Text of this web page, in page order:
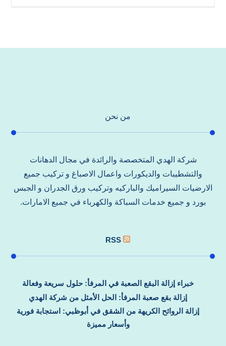
من نحن
شركة الهدي المتخصصة والرائدة في مجال الدهانات
والتشطيبات والديكورات واعمال الاصباغ و تركيب جميع
الارضيات السيراميك والباركيه وتركيب ورق الجدران و الجبس
بورد و جميع خدمات السباكة والكهرباء في جميع الامارات.
RSS
خبراء إزالة البقع الصعبة في المرفأ: حلول سريعة وفعالة
إزالة بقع صعبة المرفأ: الحل الأمثل من شركة الهدي
إزالة الروائح الكريهة من الشقق في أبوظبي: استجابة فورية
وأسعار مميزة